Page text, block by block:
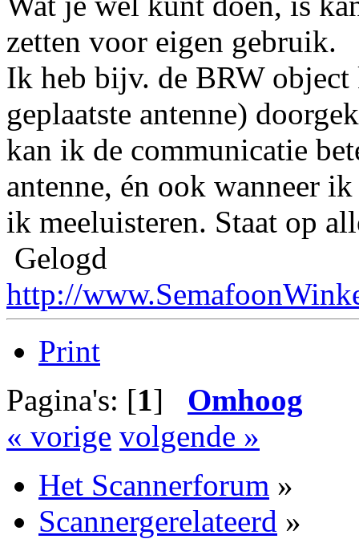
zetten voor eigen gebruik.
Ik heb bijv. de BRW object
geplaatste antenne)
kan ik de communicatie
antenne, én ook wanneer
ik meeluisteren. Staat op
Gelogd
http://
Print
Pagina's: [1] Omhoog
« vorige volgende »
Het Scannerforum »
Scannergerelateerd »